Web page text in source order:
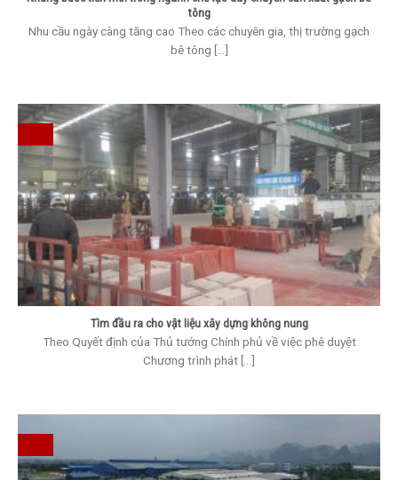
tông
Nhu cầu ngày càng tăng cao Theo các chuyên gia, thị trường gạch
bê tông [...]
Tìm đầu ra cho vật liệu xây dựng không nung
Theo Quyết định của Thủ tướng Chính phủ về việc phê duyệt
Chương trình phát [...]